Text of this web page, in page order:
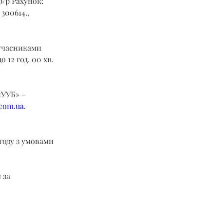
12 год. 00 хв.
–
.
з умовами